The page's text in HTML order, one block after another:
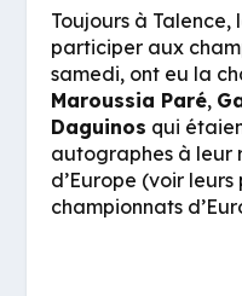
Toujours à Talence,
participer aux
samedi, ont eu la
Maroussia Paré,
Daguinos qui
autographes à leur
d’Europe (voir
championnats